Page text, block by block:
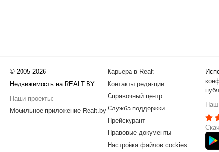
© 2005-2026
Недвижимость на REALT.BY
Наши проекты:
Мобильное приложение Realt.by
Карьера в Realt
Контакты редакции
Справочный центр
Служба поддержки
Прейскурант
Правовые документы
Настройка файлов cookies
Наш